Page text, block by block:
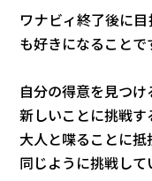
ワナビィ終了後に
も好きになることで
自分の得意を見つ
新しいことに挑戦
大人と喋ることに抵
同じように挑戦し